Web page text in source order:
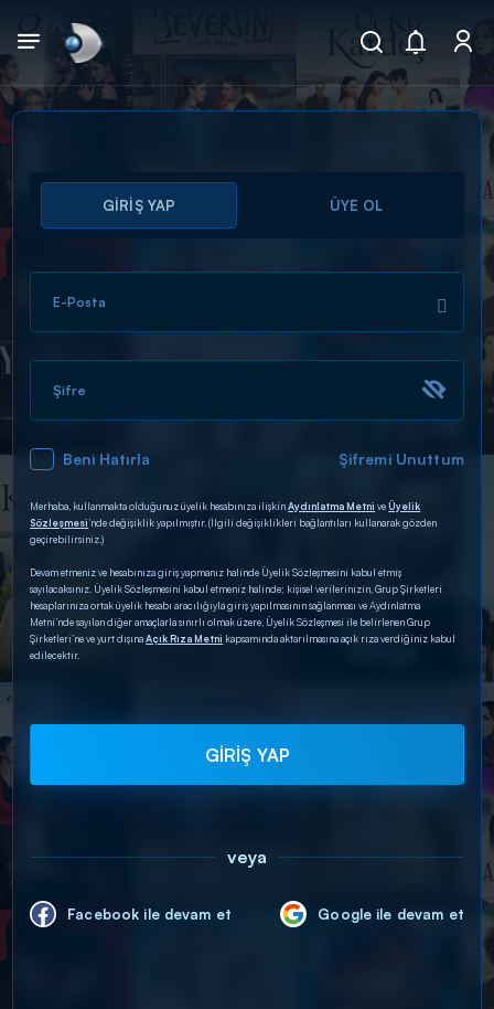
Arama
ARAMA SONUÇLARI
DİĞER SONUÇLAR
GİRİŞ YAP ÜYE OL
E-Posta
Şifre
Beni Hatırla Şifremi Unuttum
Merhaba, kullanmakta olduğunuz üyelik hesabınıza ilişkinAydınlatma Metni veÜyelik
Sözleşmesi’nde değişiklik yapılmıştır. (İlgili değişiklikleri bağlantıları kullanarak gözden
geçirebilirsiniz.)
Devam etmeniz ve hesabınıza giriş yapmanız halinde Üyelik Sözleşmesini kabul etmiş
sayılacaksınız. Üyelik Sözleşmesini kabul etmeniz halinde; kişisel verilerinizin, Grup Şirketleri
hesaplarınıza ortak üyelik hesabı aracılığıyla giriş yapılmasının sağlanması ve Aydınlatma
Metni’nde sayılan diğer amaçlarla sınırlı olmak üzere, Üyelik Sözleşmesi ile belirlenen Grup
Şirketleri’ne ve yurt dışınaAçık Rıza Metni kapsamında aktarılmasına açık rıza verdiğiniz kabul
edilecektir.
GİRİŞ YAP
veya
Facebook ile devam et Google ile devam et